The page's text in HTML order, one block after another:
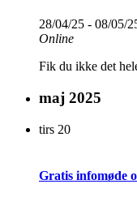
28/04/25 - 08/05/
Online
Fik du ikke det
maj 2025
tirs 20
Gratis infomøde